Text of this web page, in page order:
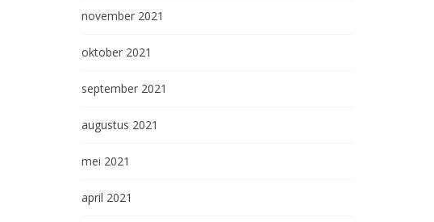
november 2021
oktober 2021
september 2021
augustus 2021
mei 2021
april 2021